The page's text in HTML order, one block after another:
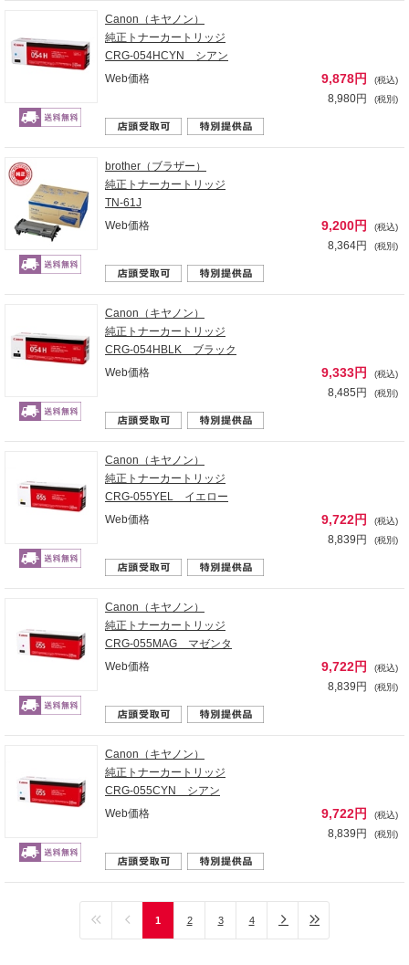
Canon（キヤノン）
純正トナーカートリッジ
CRG-054HCYN シアン
Web価格
9,878円 (税込)
8,980円 (税別)
brother（ブラザー）
純正トナーカートリッジ
TN-61J
Web価格
9,200円 (税込)
8,364円 (税別)
Canon（キヤノン）
純正トナーカートリッジ
CRG-054HBLK ブラック
Web価格
9,333円 (税込)
8,485円 (税別)
Canon（キヤノン）
純正トナーカートリッジ
CRG-055YEL イエロー
Web価格
9,722円 (税込)
8,839円 (税別)
Canon（キヤノン）
純正トナーカートリッジ
CRG-055MAG マゼンタ
Web価格
9,722円 (税込)
8,839円 (税別)
Canon（キヤノン）
純正トナーカートリッジ
CRG-055CYN シアン
Web価格
9,722円 (税込)
8,839円 (税別)
1 2 3 4